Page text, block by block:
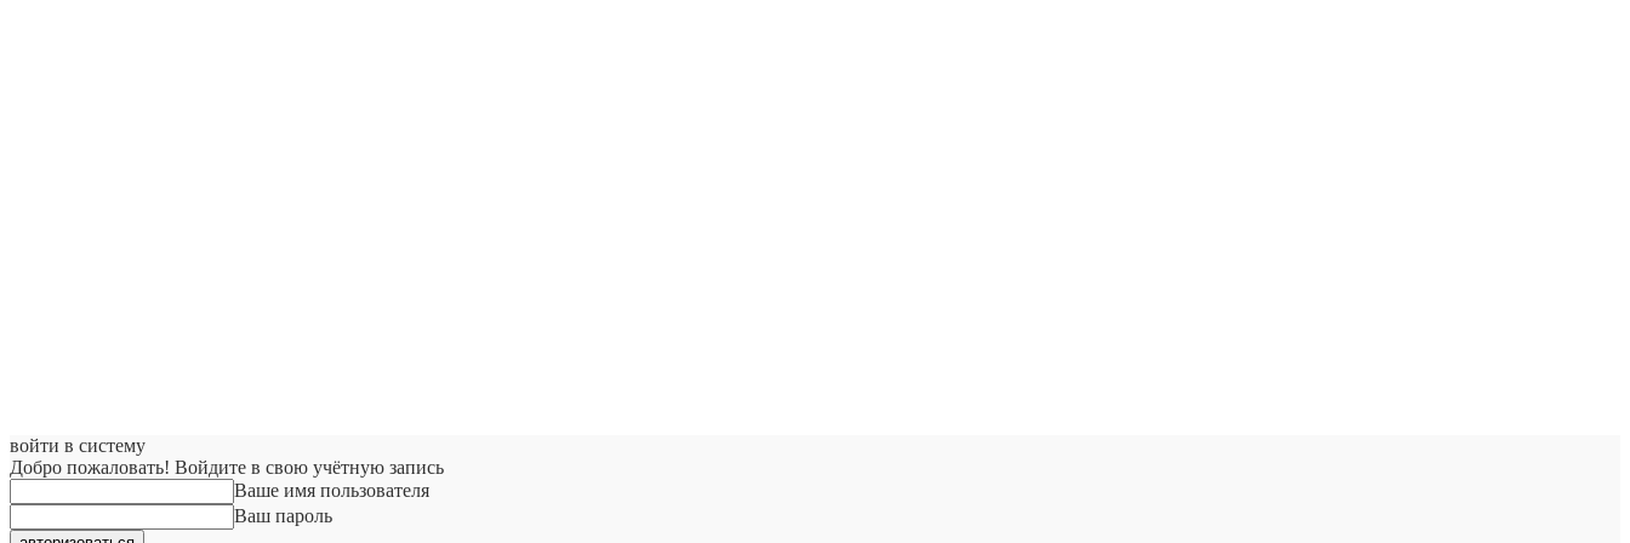
войти в систему
Добро пожаловать! Войдите в свою учётную запись
Ваше имя пользователя
Ваш пароль